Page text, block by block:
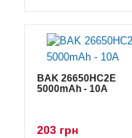
BAK 26650HC2E
5000mAh - 10А
203 грн